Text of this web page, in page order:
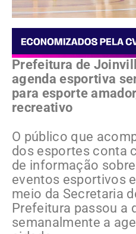
Prefeitura de
agenda esportiva
para esporte
recreativo
O público que
dos esportes conta
de informação
eventos esportivos
meio da Secretaria
Prefeitura passou a
semanalmente a